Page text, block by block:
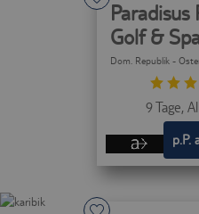
Paradisus
Golf &
Dom. Republik -
9 Tage,
p.P.